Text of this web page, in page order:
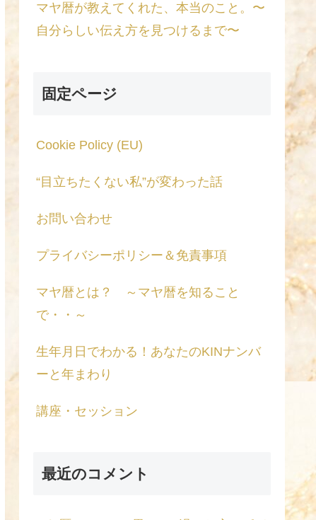
マヤ暦が教えてくれた、本当のこと。〜
自分らしい伝え方を見つけるまで〜
固定ページ
Cookie Policy (EU)
“目立ちたくない私”が変わった話
お問い合わせ
プライバシーポリシー＆免責事項
マヤ暦とは？ ～マヤ暦を知ること
で・・～
生年月日でわかる！あなたのKINナンバ
ーと年まわり
講座・セッション
最近のコメント